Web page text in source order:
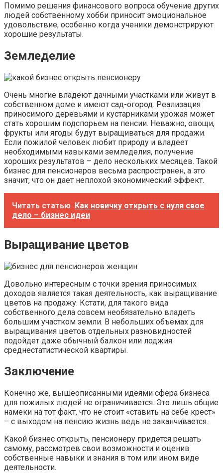
Помимо решения финансового вопроса обучение других
людей собственному хобби приносит эмоциональное
удовольствие, особенно когда ученики демонстрируют
хорошие результаты.
Земледелие
Очень многие владеют дачными участками или живут в
собственном доме и имеют сад-огород. Реализация
приносимого деревьями и кустарниками урожая может
стать хорошим подспорьем на пенсии. Неважно, овощи,
фрукты или ягоды будут выращиваться для продажи.
Если пожилой человек любит природу и владеет
необходимыми навыками земледелия, получение
хороших результатов – дело нескольких месяцев. Такой
бизнес для пенсионеров весьма распространен, а это
значит, что он дает неплохой экономический эффект.
Читать статью Как новичку открыть с нуля свое
дело – бизнес идеи
Выращивание цветов
Довольно интересным с точки зрения приносимых
доходов является такая деятельность, как выращивание
цветов на продажу. Кстати, для такого вида
собственного дела совсем необязательно владеть
большим участком земли. В небольших объемах для
выращивания цветов отдельных разновидностей
подойдет даже обычный балкон или лоджия
среднестатистической квартиры.
Заключение
Конечно же, вышеописанными идеями сфера бизнеса
для пожилых людей не ограничивается. Это лишь общие
намеки на тот факт, что не стоит «ставить на себе крест»
– с выходом на пенсию жизнь ведь не заканчивается.
Какой бизнес открыть, пенсионеру придется решать
самому, рассмотрев свои возможности и оценив
собственные навыки и знания в том или ином виде
деятельности.